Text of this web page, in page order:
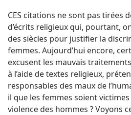
CES citations ne sont pas tirées
d’écrits religieux qui, pourtant,
des siècles pour justifier la
femmes. Aujourd’hui encore,
excusent les mauvais
à l’aide de textes religieux,
responsables des maux de
il que les femmes soient
violence des hommes ? Voyons